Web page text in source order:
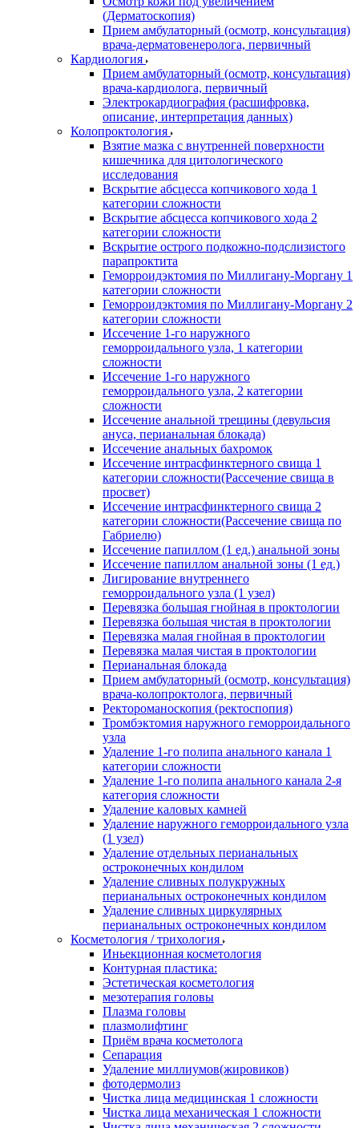
(Дерматоскопия)
Прием амбулаторный (осмотр, консультация)
врача-дерматовенеролога, первичный
Кардиология
Прием амбулаторный (осмотр, консультация)
врача-кардиолога, первичный
Электрокардиография (расшифровка,
описание, интерпретация данных)
Колопроктология
Взятие мазка с внутренней поверхности
кишечника для цитологического
исследования
Вскрытие абсцесса копчикового хода 1
категории сложности
Вскрытие абсцесса копчикового хода 2
категории сложности
Вскрытие острого подкожно-подслизистого
парапроктита
Геморроидэктомия по Миллигану-Моргану 1
категории сложности
Геморроидэктомия по Миллигану-Моргану 2
категории сложности
Иссечение 1-го наружного
геморроидального узла, 1 категории
сложности
Иссечение 1-го наружного
геморроидального узла, 2 категории
сложности
Иссечение анальной трещины (девульсия
ануса, перианальная блокада)
Иссечение анальных бахромок
Иссечение интрасфинктерного свища 1
категории сложности(Рассечение свища в
просвет)
Иссечение интрасфинктерного свища 2
категории сложности(Рассечение свища по
Габриелю)
Иссечение папиллом (1 ед.) анальной зоны
Иссечение папиллом анальной зоны (1 ед.)
Лигирование внутреннего
геморроидального узла (1 узел)
Перевязка большая гнойная в проктологии
Перевязка большая чистая в проктологии
Перевязка малая гнойная в проктологии
Перевязка малая чистая в проктологии
Перианальная блокада
Прием амбулаторный (осмотр, консультация)
врача-колопроктолога, первичный
Ректороманоскопия (ректоспопия)
Тромбэктомия наружного геморроидального
узла
Удаление 1-го полипа анального канала 1
категории сложности
Удаление 1-го полипа анального канала 2-я
категория сложности
Удаление каловых камней
Удаление наружного геморроидального узла
(1 узел)
Удаление отдельных перианальных
остроконечных кондилом
Удаление сливных полукружных
перианальных остроконечных кондилом
Удаление сливных циркулярных
перианальных остроконечных кондилом
Косметология / трихология
Иньекционная косметология
Контурная пластика:
Эстетическая косметология
мезотерапия головы
Плазма головы
плазмолифтинг
Приём врача косметолога
Сепарация
Удаление миллиумов(жировиков)
фотодермолиз
Чистка лица медицинская 1 сложности
Чистка лица механическая 1 сложности